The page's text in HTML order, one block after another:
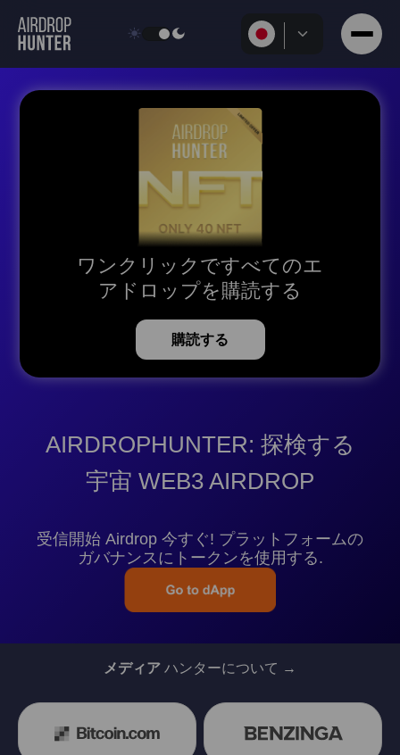
ワンクリックですべてのエ
アドロップを購読する
購読する
AIRDROPHUNTER: 探検する
宇宙 WEB3 AIRDROP
受信開始 Airdrop 今すぐ! プラットフォームの
ガバナンスにトークンを使用する.
メディア ハンターについて →